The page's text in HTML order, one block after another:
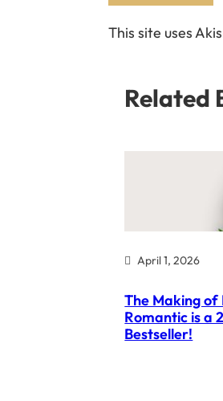
This site uses
Related
April 1, 2026
The Making of
Romantic is a
Bestseller!